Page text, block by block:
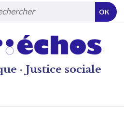
· Justice sociale
OK